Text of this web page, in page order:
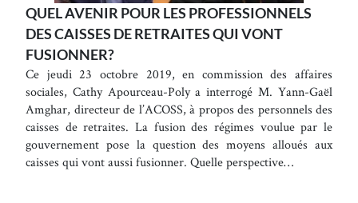
QUEL AVENIR POUR LES PROFESSIONNELS
DES CAISSES DE RETRAITES QUI VONT
FUSIONNER?
Ce jeudi 23 octobre 2019, en commission des affaires
sociales, Cathy Apourceau-Poly a interrogé M. Yann-Gaël
Amghar, directeur de l’ACOSS, à propos des personnels des
caisses de retraites. La fusion des régimes voulue par le
gouvernement pose la question des moyens alloués aux
caisses qui vont aussi fusionner. Quelle perspective…